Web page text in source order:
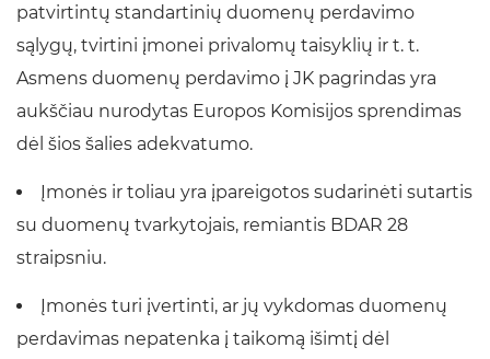
patvirtintų standartinių duomenų perdavimo
sąlygų, tvirtini įmonei privalomų taisyklių ir t. t.
Asmens duomenų perdavimo į JK pagrindas yra
aukščiau nurodytas Europos Komisijos sprendimas
dėl šios šalies adekvatumo.
Įmonės ir toliau yra įpareigotos sudarinėti sutartis
su duomenų tvarkytojais, remiantis BDAR 28
straipsniu.
Įmonės turi įvertinti, ar jų vykdomas duomenų
perdavimas nepatenka į taikomą išimtį dėl